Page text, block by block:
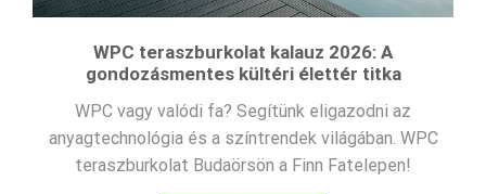
WPC teraszburkolat kalauz 2026: A
gondozásmentes kültéri élettér titka
WPC vagy valódi fa? Segítünk eligazodni az
anyagtechnológia és a színtrendek világában. WPC
teraszburkolat Budaörsön a Finn Fatelepen!